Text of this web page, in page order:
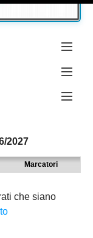
2027
Marcatori
che siano